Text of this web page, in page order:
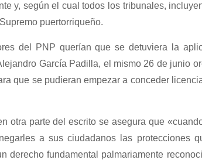
y, según el cual todos los tribunales,
puertorriqueño.
del PNP querían que se detuviera la
García Padilla, el mismo 26 de junio
que se pudieran empezar a conceder
otra parte del escrito se asegura que
a sus ciudadanos las protecciones
derecho fundamental palmariamente